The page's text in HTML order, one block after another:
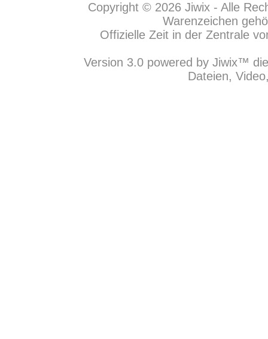
Copyright © 2026 Jiwix - Alle
Warenzeichen
Offizielle Zeit in der Zentrale
Version 3.0 powered by Jiwix™
Dateien,